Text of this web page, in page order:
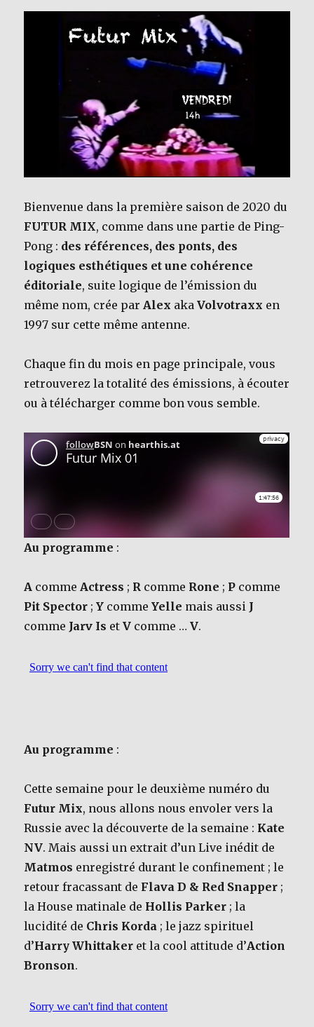
o
o
it
te
r
Bienvenue dans la première saison de 2020 du
FUTUR MIX, comme dans une partie de Ping-
Pong : des références, des ponts, des
logiques esthétiques et une cohérence
éditoriale, suite logique de l’émission du
même nom, crée par Alex akaVolvotraxx en
1997 sur cette même antenne.
Chaque fin du mois en page principale, vous
retrouverez la totalité des émissions, à écouter
ou à télécharger comme bon vous semble.
Au programme :
A comme Actress ; R comme Rone ; P comme
Pit Spector ;Y commeYelle mais aussi J
comme Jarv Is etV comme …V.
Au programme :
Cette semaine pour le deuxième numéro du
Futur Mix, nous allons nous envoler vers la
Russie avec la découverte de la semaine : Kate
NV. Mais aussi un extrait d’un Live inédit de
Matmos enregistré durant le confinement ; le
retour fracassant de Flava D & Red Snapper ;
la House matinale de Hollis Parker ; la
lucidité de Chris Korda ; le jazz spirituel
d’Harry Whittaker et la cool attitude d’Action
Bronson.